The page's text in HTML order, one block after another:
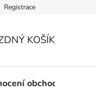
Registrace
KOŠÍK
obchodu